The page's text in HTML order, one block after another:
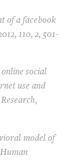
of a facebook
110, 2, 501-
social
use and
model of